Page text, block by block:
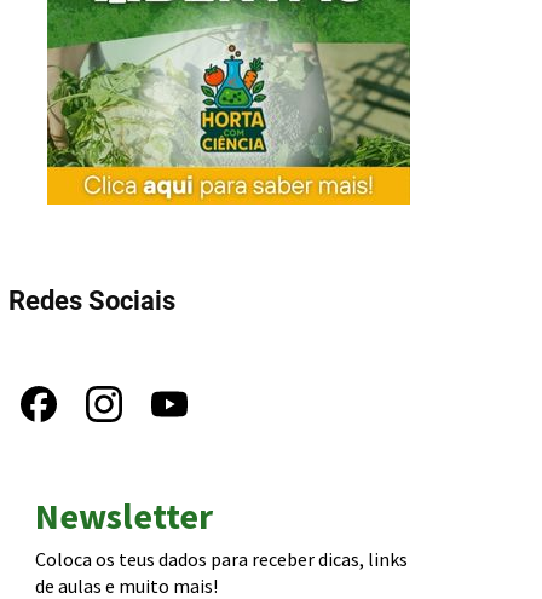
Redes Sociais
Newsletter
Coloca os teus dados para receber dicas, links
de aulas e muito mais!